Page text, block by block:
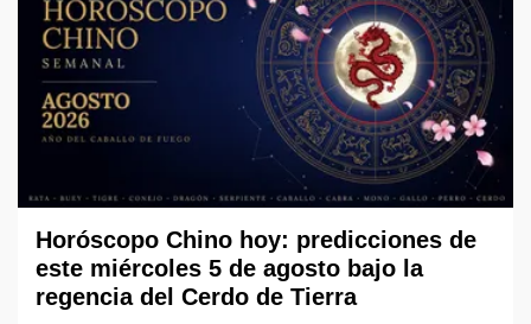
Horóscopo Chino hoy: predicciones de
este miércoles 5 de agosto bajo la
regencia del Cerdo de Tierra